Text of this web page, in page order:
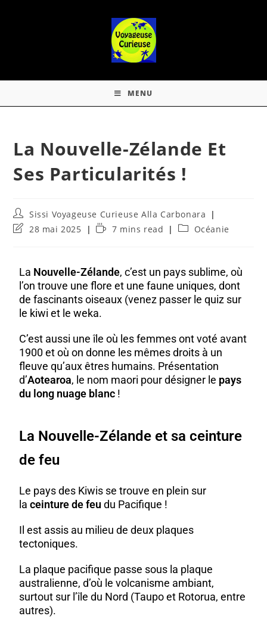
MENU
La Nouvelle-Zélande Et
Ses Particularités !
Sissi Voyageuse Curieuse Alla Carbonara
28 mai 2025
7 mins read Océanie
La Nouvelle-Zélande, c’est un pays sublime, où
l’on trouve une flore et une faune uniques, dont
de fascinants oiseaux (venez passer lequiz sur
le kiwi et le weka.
C’est aussi une île où lesfemmes ont voté avant
1900 et où on donne les mêmes droits à un
fleuve qu’aux êtres humains. Présentation
d’Aotearoa, le nom maori pour désigner le pays
du long nuage blanc !
La Nouvelle-Zélande et sa ceinture
de feu
Le pays des Kiwis se trouve en plein sur
laceinture de feu du Pacifique !
Il est assis au milieu de deux plaques
tectoniques.
La plaque pacifique passe sous la plaque
australienne, d’où le volcanisme ambiant,
surtout sur l’île du Nord (Taupo et Rotorua, entre
autres).